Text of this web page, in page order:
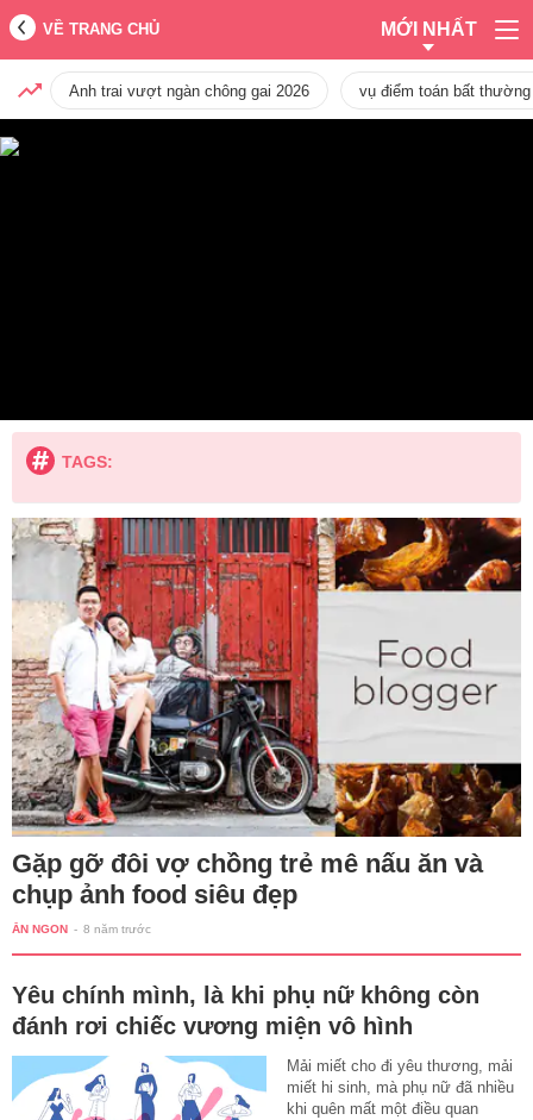
VỀ TRANG CHỦ MỚI NHẤT
Anh trai vượt ngàn chông gai 2026 vụ điểm toán bất
TAGS:
Gặp gỡ đôi vợ chồng trẻ mê nấu ăn và
chụp ảnh food siêu đẹp
ĂN NGON - 8 năm trước
Yêu chính mình, là khi phụ nữ không còn
đánh rơi chiếc vương miện vô hình
Mải miết cho đi yêu thương, mải
miết hi sinh, mà phụ nữ đã nhiều
khi quên mất một điều quan